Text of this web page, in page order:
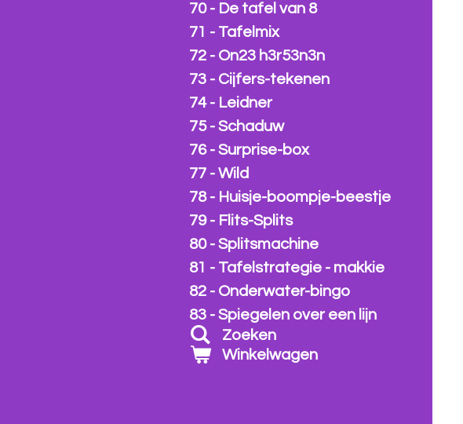
70 - De tafel van 8
71 - Tafelmix
72 - On23 h3r53n3n
73 - Cijfers-tekenen
74 - Leidner
75 - Schaduw
76 - Surprise-box
77 - Wild
78 - Huisje-boompje-beestje
79 - Flits-Splits
80 - Splitsmachine
81 - Tafelstrategie - makkie
82 - Onderwater-bingo
83 - Spiegelen over een lijn
Zoeken
Winkelwagen